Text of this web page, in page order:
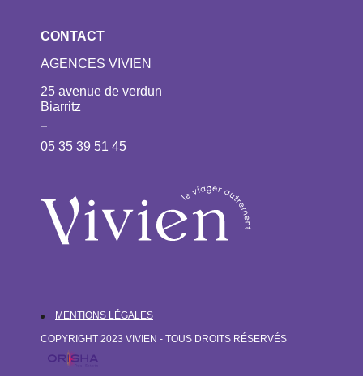
CONTACT
AGENCES VIVIEN
25 avenue de verdun
Biarritz
05 35 39 51 45
MENTIONS LÉGALES
COPYRIGHT 2023 VIVIEN - TOUS DROITS RÉSERVÉS